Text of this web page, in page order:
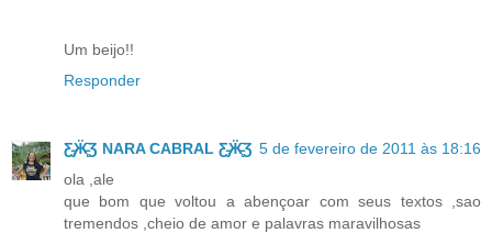
Um beijo!!
Responder
Ƹ̵̡Ӝ̵̨̄Ʒ NARA CABRAL Ƹ̵̡Ӝ̵̨̄Ʒ 5 de fevereiro de 2011 às 18:16
ola ,ale
que bom que voltou a abençoar com seus textos ,sao
tremendos ,cheio de amor e palavras maravilhosas